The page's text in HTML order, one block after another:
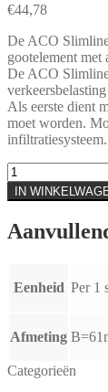
€44,78
De ACO Slimline
gootelement met
De ACO
Als eerste dient
moet worden.
infiltratiesysteem.
ACO
DRAIN®
SLIMLINE
MET
ZWART
IN
Eenheid Per 1
Afmeting
Categorieën